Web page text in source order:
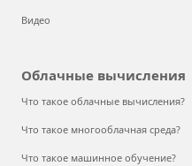
Видео
Облачные вычисления
Что такое облачные вычисления?
Что такое многооблачная среда?
Что такое машинное обучение?